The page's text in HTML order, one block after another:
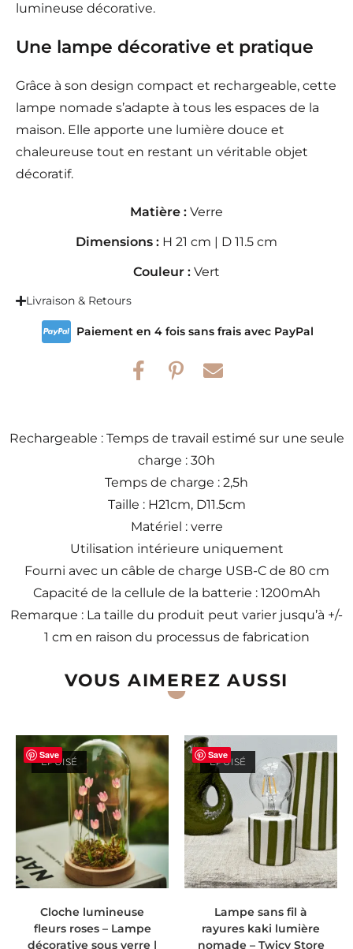
lumineuse décorative.
Une lampe décorative et pratique
Grâce à son design compact et rechargeable, cette
lampe nomade s’adapte à tous les espaces de la
maison. Elle apporte une lumière douce et
chaleureuse tout en restant un véritable objet
décoratif.
Matière : Verre
Dimensions : H 21 cm | D 11.5 cm
Couleur : Vert
Livraison & Retours
Paiement en 4 fois sans frais avec PayPal
Rechargeable : Temps de travail estimé sur une seule
charge : 30h
Temps de charge : 2,5h
Taille : H21cm, D11.5cm
Matériel : verre
Utilisation intérieure uniquement
Fourni avec un câble de charge USB-C de 80 cm
Capacité de la cellule de la batterie : 1200mAh
Remarque : La taille du produit peut varier jusqu’à +/-
1 cm en raison du processus de fabrication
VOUS AIMEREZ AUSSI
Save
ÉPUISÉ
Cloche lumineuse
fleurs roses – Lampe
décorative sous verre |
Save
ÉPUISÉ
Lampe sans fil à
rayures kaki lumière
nomade – Twicy Store